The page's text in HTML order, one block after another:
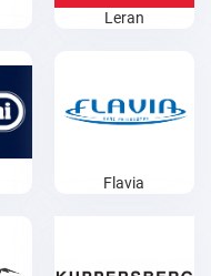
Leran
Flavia